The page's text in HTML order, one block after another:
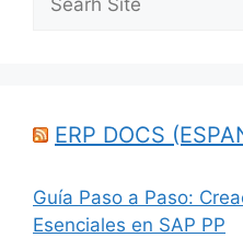
ERP DOCS
Guía Paso a Paso:
Esenciales en SAP PP